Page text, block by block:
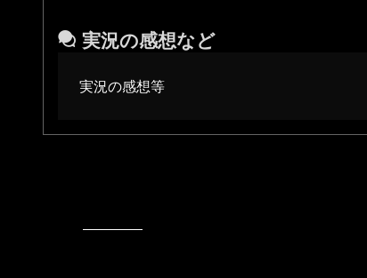
実況の感想など
実況の感想等